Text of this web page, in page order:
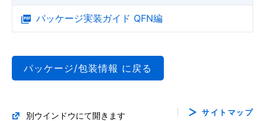
パッケージ実装ガイド QFN編
パッケージ/包装情報 に戻る
別ウインドウにて開きます サイトマップ